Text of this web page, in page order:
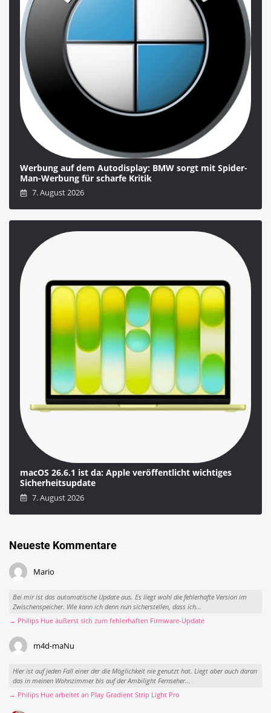
Werbung auf dem Autodisplay: BMW sorgt mit Spider-
Man-Werbung für scharfe Kritik
7. August 2026
macOS 26.6.1 ist da: Apple veröffentlicht wichtiges
Sicherheitsupdate
7. August 2026
Neueste Kommentare
Mario
Bei mir ist das automatische Update aus. Es liegt wohl die fehlerhafte Version im
Zwischenspeicher. Wie kann ich denn nun sicherstellen, dass ich...
→ Philips Hue äußerst sich zum fehlerhaften Firmware-Update
m4d-maNu
Hier ist auf jeden Fall einer der die Möglichkeit nie genutzt hat. Liegt aber auch daran
das in meinen Wohnzimmer bis auf der Ambilight Fernseher...
→ Philips Hue arbeitet an Play Gradient Strip Light Pro